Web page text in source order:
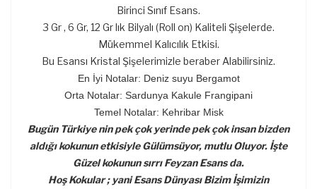
Birinci Sınıf Esans.
3 Gr , 6 Gr, 12 Gr lık Bilyalı (Roll on) Kaliteli Şişelerde.
Mükemmel Kalıcılık Etkisi.
Bu Esansı Kristal Şişelerimizle beraber Alabilirsiniz.
En İyi Notalar: Deniz suyu Bergamot
Orta Notalar: Sardunya Kakule Frangipani
Temel Notalar: Kehribar Misk
Bugün Türkiye nin pek çok yerinde pek çok insan bizden
aldığı kokunun etkisiyle Gülümsüyor, mutlu Oluyor. İşte
Güzel kokunun sırrı Feyzan Esans da.
Hoş Kokular ; yani Esans Dünyası Bizim İşimizin